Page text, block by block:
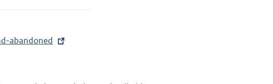
abandoned